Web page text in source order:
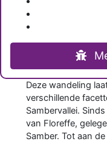
Deze wandeling
verschillende
Sambervallei.
van Floreffe,
Samber. Tot aan